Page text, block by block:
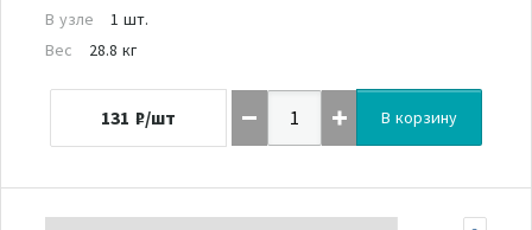
В узле
1 шт.
Вес
28.8 кг
131 ₽/шт В корзину